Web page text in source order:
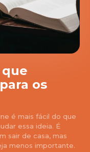
os
é mais fácil do que
essa ideia. É
sair de casa, mas
menos importante.